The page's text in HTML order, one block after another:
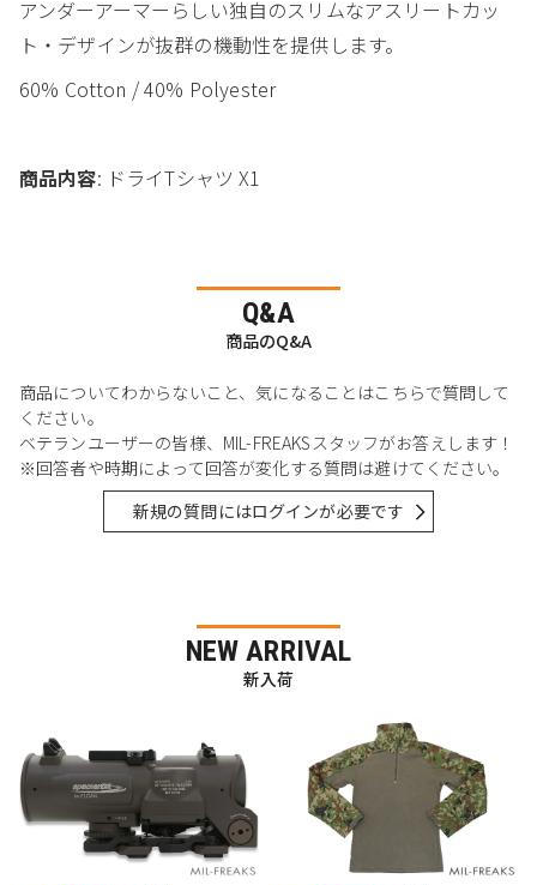
アンダーアーマーらしい独自のスリムなアスリートカッ
ト・デザインが抜群の機動性を提供します。
60% Cotton / 40% Polyester
商品内容: ドライTシャツ X1
Q&A
商品のQ&A
商品についてわからないこと、気になることはこちらで質問して
ください。
ベテランユーザーの皆様、MIL-FREAKSスタッフがお答えします！
※回答者や時期によって回答が変化する質問は避けてください。
新規の質問にはログインが必要です
NEW ARRIVAL
新入荷